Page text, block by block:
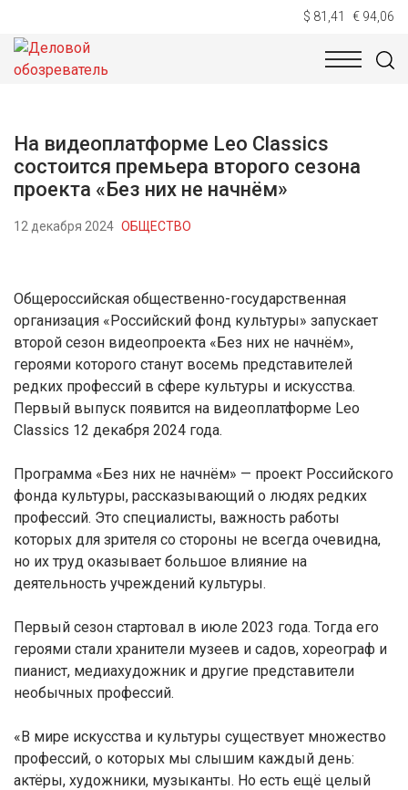
$ 81,41 € 94,06
НОВОСТИ
На видеоплатформе Leo Classics
состоится премьера второго сезона
проекта «Без них не начнём»
12 декабря 2024 ОБЩЕСТВО
Общероссийская общественно-государственная
организация «Российский фонд культуры» запускает
второй сезон видеопроекта «Без них не начнём»,
героями которого станут восемь представителей
редких профессий в сфере культуры и искусства.
Первый выпуск появится на видеоплатформе Leo
Classics 12 декабря 2024 года.
Программа «Без них не начнём» — проект Российского
фонда культуры, рассказывающий о людях редких
профессий. Это специалисты, важность работы
которых для зрителя со стороны не всегда очевидна,
но их труд оказывает большое влияние на
деятельность учреждений культуры.
Первый сезон стартовал в июле 2023 года. Тогда его
героями стали хранители музеев и садов, хореограф и
пианист, медиахудожник и другие представители
необычных профессий.
«В мире искусства и культуры существует множество
профессий, о которых мы слышим каждый день:
актёры, художники, музыканты. Но есть ещё целый